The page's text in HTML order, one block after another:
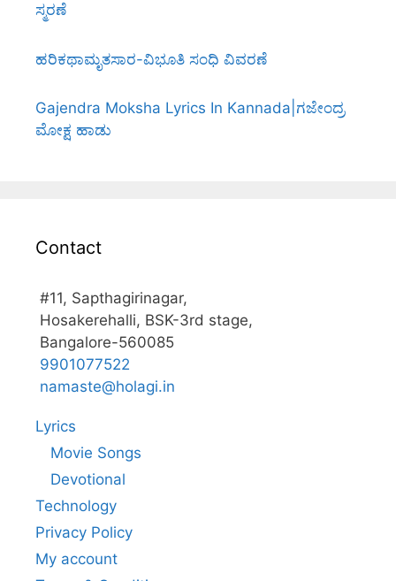
ಸ್ಮರಣೆ
ಹರಿಕಥಾಮೃತಸಾರ-ವಿಭೂತಿ ಸಂಧಿ ವಿವರಣೆ
Gajendra Moksha Lyrics In Kannada|ಗಜೇಂದ್ರ
ಮೋಕ್ಷ ಹಾಡು
Contact
#11, Sapthagirinagar,
Hosakerehalli, BSK-3rd stage,
Bangalore-560085
9901077522
namaste@holagi.in
Lyrics
Movie Songs
Devotional
Technology
Privacy Policy
My account